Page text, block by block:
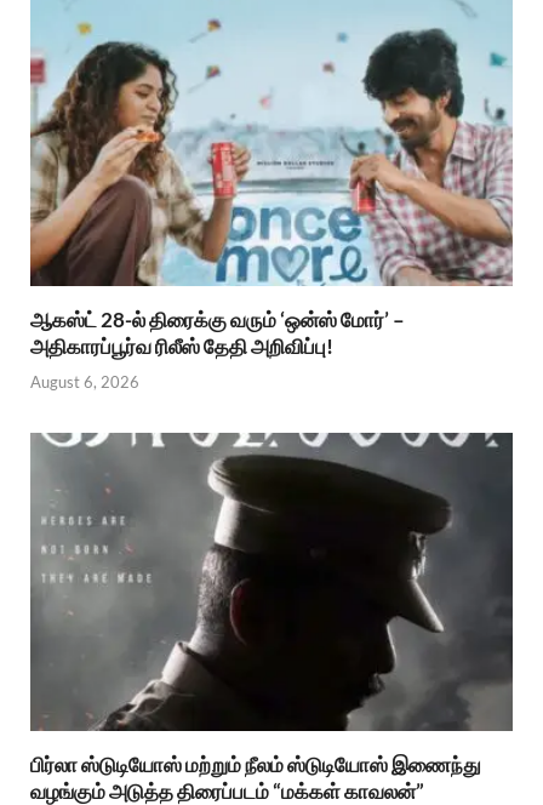
ஆகஸ்ட் 28-ல் திரைக்கு வரும் ‘ஒன்ஸ் மோர்’ –
அதிகாரப்பூர்வ ரிலீஸ் தேதி அறிவிப்பு!
August 6, 2026
பிர்லா ஸ்டுடியோஸ் மற்றும் நீலம் ஸ்டுடியோஸ் இணைந்து
வழங்கும் அடுத்த திரைப்படம் “மக்கள் காவலன்”